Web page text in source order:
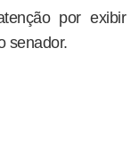
por exibir
senador.